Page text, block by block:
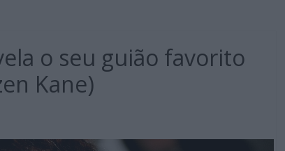
o seu guião favorito
Kane)